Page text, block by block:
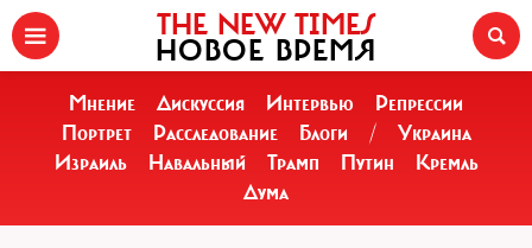
THE NEW TIMES
НОВОЕ ВРЕМЯ
Мнение Дискуссия Интервью
Репрессии
Портрет
Расследование Блоги /
Украина
Израиль
Навальный Трамп Путин
Кремль
Дума